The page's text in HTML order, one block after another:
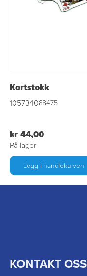
Kortstokk
105734088475
kr 44,00
På lager
Legg i handlekurven
KONTAKT OSS